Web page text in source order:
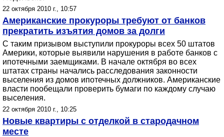
22 октября 2010 г., 10:57
Американские прокуроры требуют от банков
прекратить изъятия домов за долги
С таким призывом выступили прокуроры всех 50 штатов
Америки, которые выявили нарушения в работе банков с
ипотечными заемщиками. В начале октября во всех
штатах страны начались расследования законности
выселения из домов ипотечных должников. Американские
власти пообещали проверить бумаги по каждому случаю
выселения.
22 октября 2010 г., 10:25
Новые квартиры с отделкой в стародачном
месте